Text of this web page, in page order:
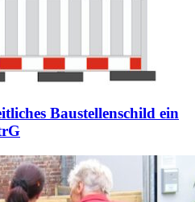
Baustellenschild ein